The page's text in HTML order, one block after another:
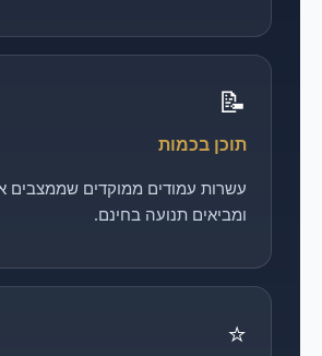
📝
תוכן בכמות
עשרות עמודים ממוקדים שממצבים
ומביאים תנועה בחינם.
⭐